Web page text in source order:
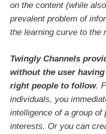
on the content (while
prevalent problem of
the learning curve to the
Twingly Channels
without the user
right people to follow.
individuals, you
intelligence of a group of
interests. Or you can